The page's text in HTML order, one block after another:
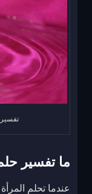
تفسير
ما تفسير
عندما تحلم